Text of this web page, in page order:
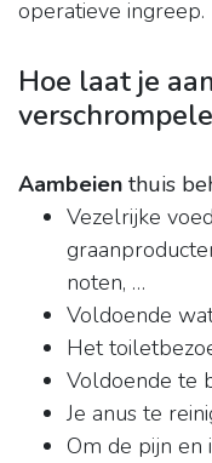
operatieve ingreep.
Hoe laat je
Aambeien thuis
Vezelrijke
noten, …
Voldoende
Het
Voldoende te
Je anus te
Om de pijn en